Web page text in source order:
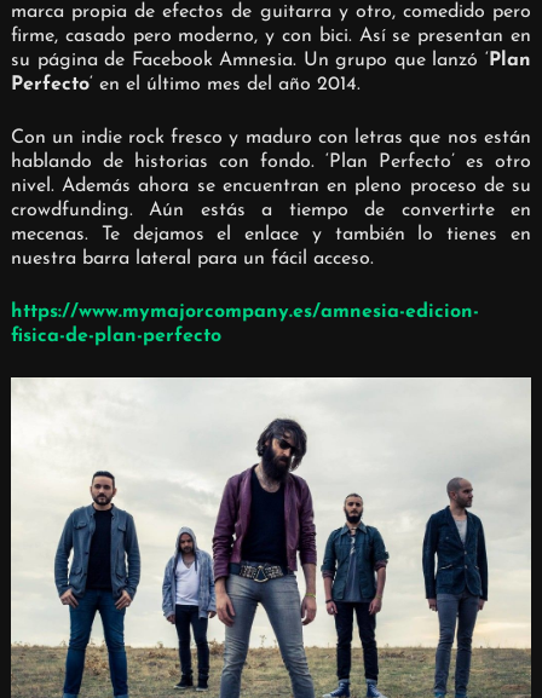
marca propia de efectos de guitarra y otro, comedido pero
firme, casado pero moderno, y con bici. Así se presentan en
su página de Facebook Amnesia. Un grupo que lanzó ‘Plan
Perfecto‘ en el último mes del año 2014.
Con un indie rock fresco y maduro con letras que nos están
hablando de historias con fondo. ‘Plan Perfecto’ es otro
nivel. Además ahora se encuentran en pleno proceso de su
crowdfunding. Aún estás a tiempo de convertirte en
mecenas. Te dejamos el enlace y también lo tienes en
nuestra barra lateral para un fácil acceso.
https://www.mymajorcompany.es/amnesia-edicion-
fisica-de-plan-perfecto